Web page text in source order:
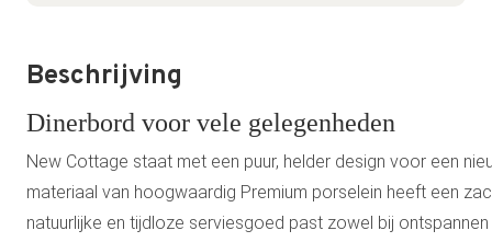
Beschrijving
Dinerbord voor vele gelegenheden
New Cottage staat met een puur, helder design voor een
materiaal van hoogwaardig Premium porselein heeft een
natuurlijke en tijdloze serviesgoed past zowel bij